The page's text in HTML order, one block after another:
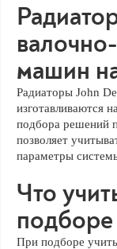
машин
Радиаторы John
изготавливаются
подбора решений
позволяет
параметры
Что
подборе
При подборе